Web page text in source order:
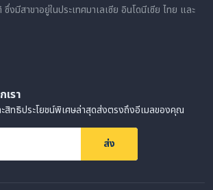
งมีสาขาอยู่ในประเทศมาเลเซีย อินโดนีเซีย ไทย และ
รา
สิทธิประโยชน์พิเศษล่าสุดส่งตรงถึงอีเมลของคุณ
ส่ง